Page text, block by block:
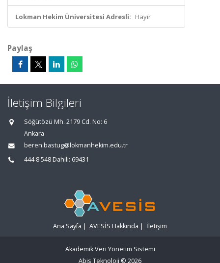
Lokman Hekim Üniversitesi Adresli: Hayır
Paylaş
İletişim Bilgileri
Söğütözü Mh. 2179 Cd. No: 6
Ankara
beren.bastug@lokmanhekim.edu.tr
444 8 548 Dahili: 69431
Ana Sayfa | AVESİS Hakkında | İletişim
Akademik Veri Yönetim Sistemi
Abis Teknoloji © 2026